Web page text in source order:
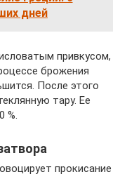
дней
привкусом,
брожения
После этого
тару. Ее
%.
прокисание